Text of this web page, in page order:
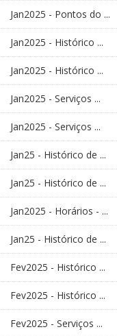
Jan2025 - Pontos do ...
Jan2025 - Histórico ...
Jan2025 - Histórico ...
Jan2025 - Serviços ...
Jan2025 - Serviços ...
Jan25 - Histórico de ...
Jan25 - Histórico de ...
Jan2025 - Horários - ...
Jan25 - Histórico de ...
Fev2025 - Histórico ...
Fev2025 - Histórico ...
Fev2025 - Serviços ...